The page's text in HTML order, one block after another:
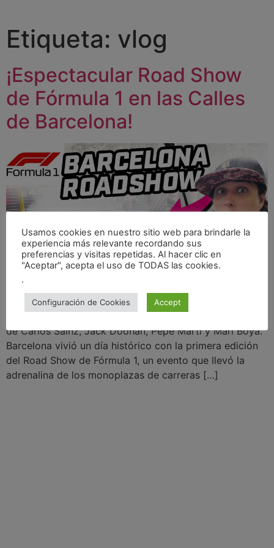
Etiqueta: vlog
¡Espectacular Road Show
de Fórmula 1 en las Calles
de Barcelona!
Barcelona vibra con la primera edición del Road Show
de Fórmula 1 en sus calles, con la participación estelar
de Carlos Sainz, Jack Doohan, Pepe Martí y Mari Boya.
Barcelona vivió un día histórico con la primera edición
del Road Show de Fórmula 1, un evento que llevó la
adrenalina de los monoplazas de carreras […]
Usamos cookies en nuestro sitio web para brindarle la
experiencia más relevante recordando sus
preferencias y visitas repetidas. Al hacer clic en
"Aceptar", acepta el uso de TODAS las cookies.
.
Configuración de Cookies Accept